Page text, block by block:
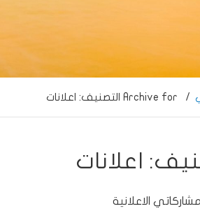
/ التصنيف: اعلانات
اعلانات
مشاركاتي الاعلانية